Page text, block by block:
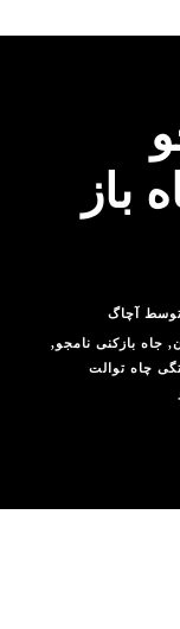
چاه باز
توسط آچاگ
, جاه بازکنی نامجو,
چاه توالت